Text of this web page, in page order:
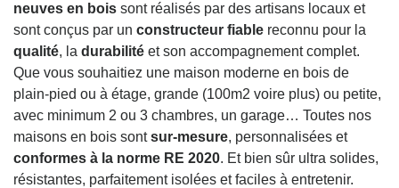
neuves en bois sont réalisés par des artisans locaux et
sont conçus par un constructeur fiable reconnu pour la
qualité, la durabilité et son accompagnement complet.
Que vous souhaitiez une maison moderne en bois de
plain-pied ou à étage, grande (100m2 voire plus) ou petite,
avec minimum 2 ou 3 chambres, un garage… Toutes nos
maisons en bois sontsur-mesure, personnalisées et
conformes à la norme RE 2020. Et bien sûr ultra solides,
résistantes, parfaitement isolées et faciles à entretenir.